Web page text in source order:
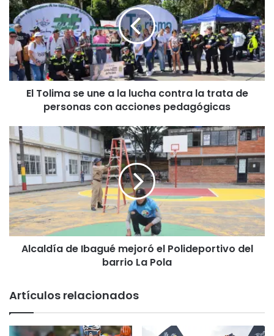
une
a
la
lucha
contra
la
con
acciones
pedagógicas
El Tolima se une a la lucha contra la trata de
personas con acciones pedagógicas
Alcaldía
de
Ibagué
mejoró
Polideportivo
del
barrio
La
PolaAlcaldía de Ibagué mejoró el Polideportivo del
barrio La Pola
Artículos relacionados